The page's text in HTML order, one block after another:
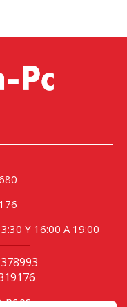
Y 16:00 A 19:00
pc.es